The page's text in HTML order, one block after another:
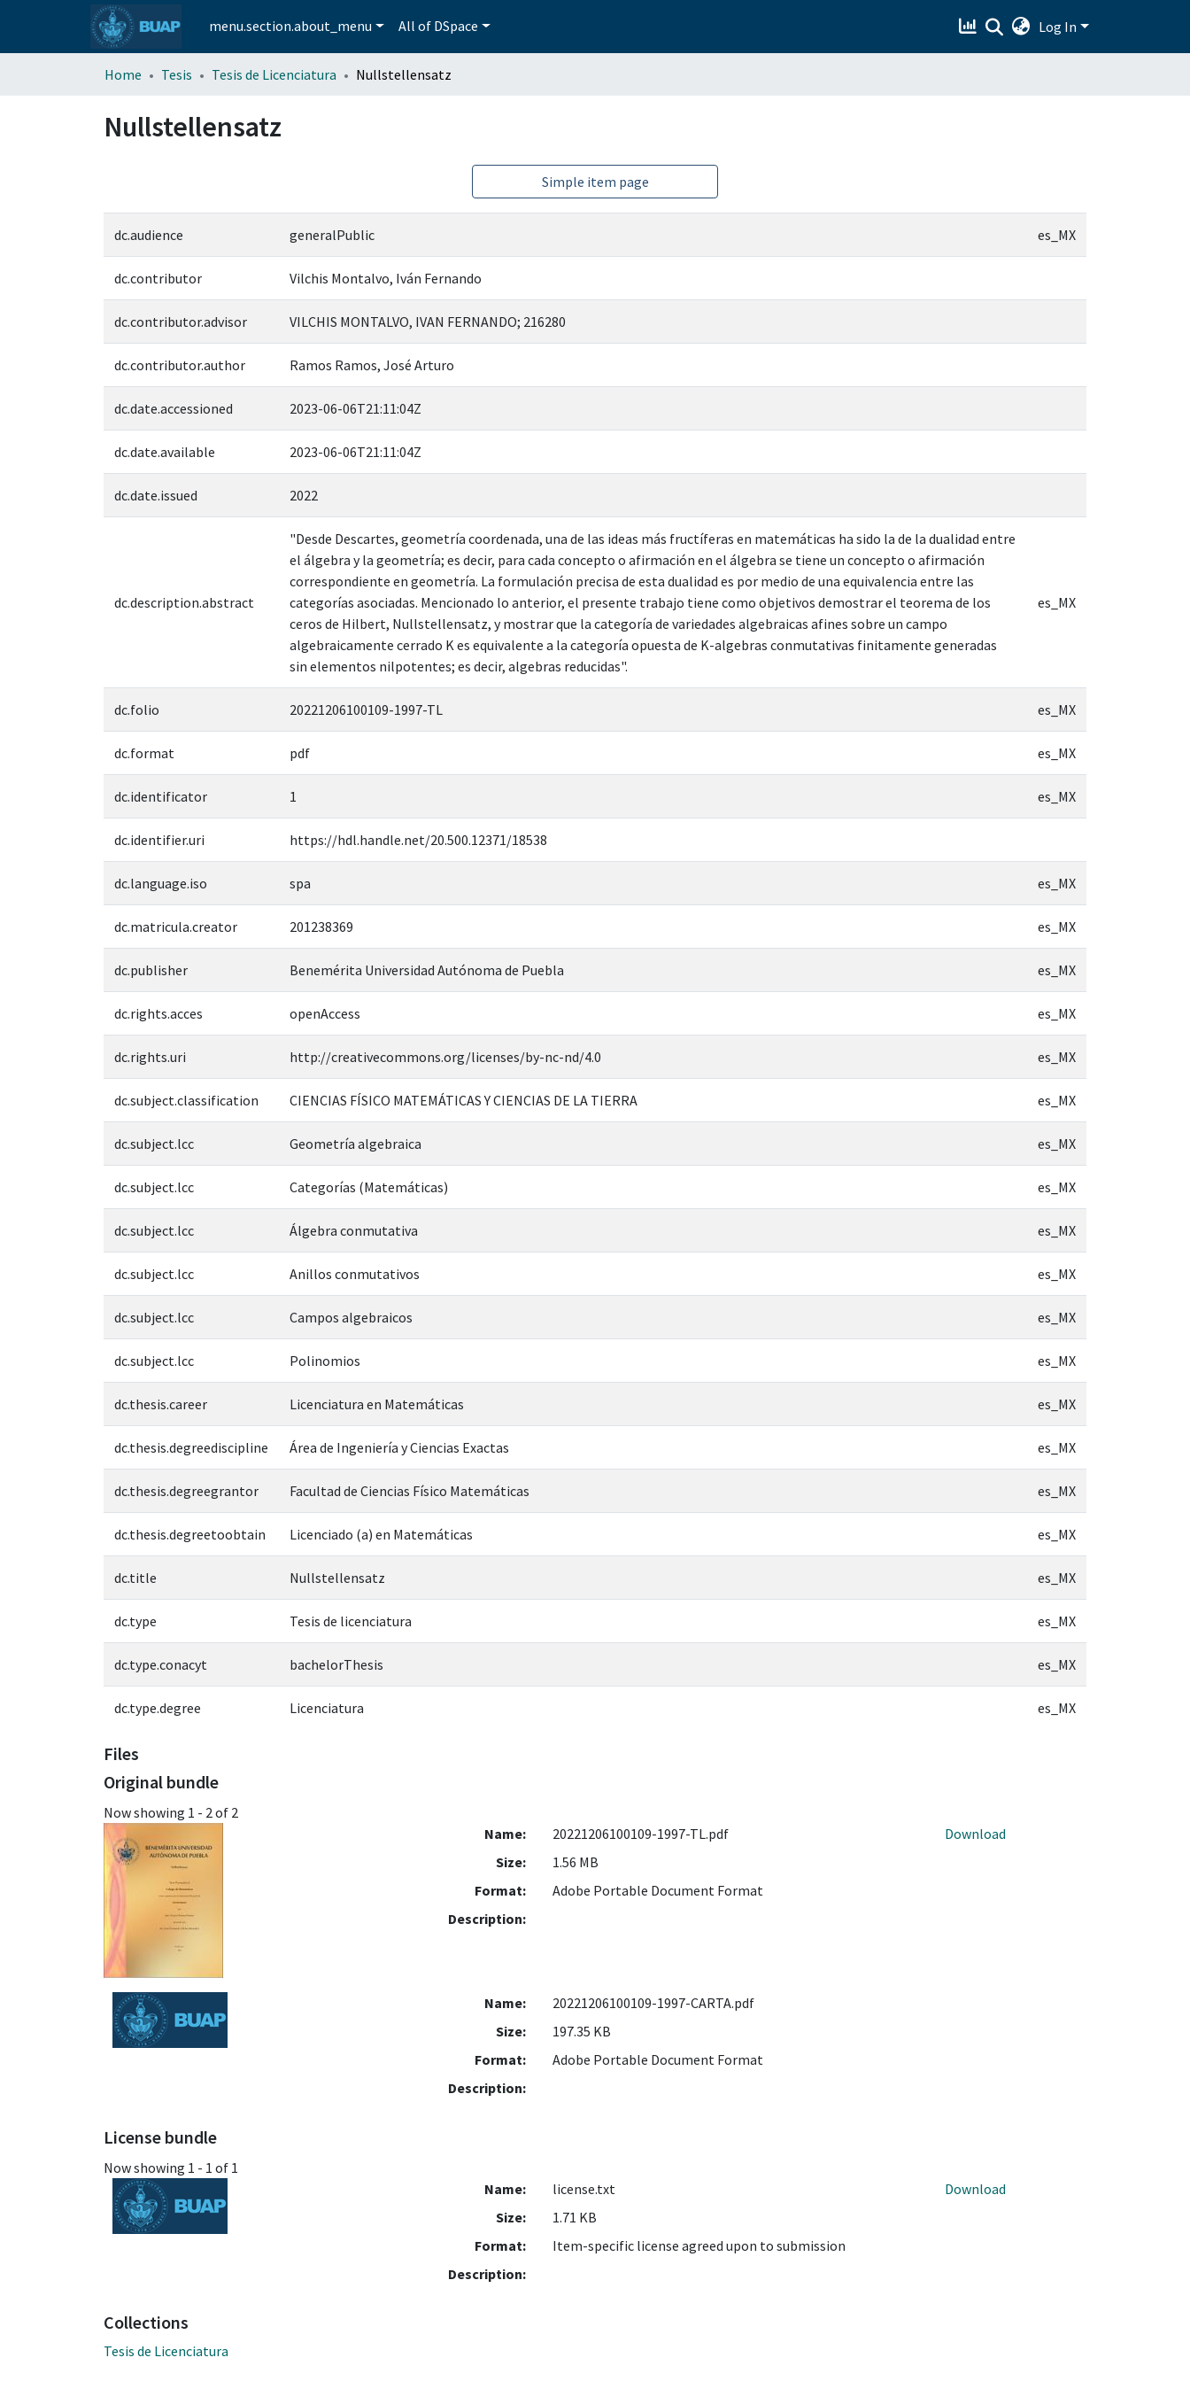
menu.section.about_menu All of DSpace Log In
Home Tesis Tesis de Licenciatura Nullstellensatz
Nullstellensatz
Simple item page
dc.audience generalPublic es_MX
dc.contributor Vilchis Montalvo, Iván Fernando
dc.contributor.advisor VILCHIS MONTALVO, IVAN FERNANDO; 216280
dc.contributor.author Ramos Ramos, José Arturo
dc.date.accessioned 2023-06-06T21:11:04Z
dc.date.available 2023-06-06T21:11:04Z
dc.date.issued 2022
dc.description.abstract
"Desde Descartes, geometría coordenada, una de las ideas más fructíferas en matemáticas ha sido la de la dualidad entre
el álgebra y la geometría; es decir, para cada concepto o afirmación en el álgebra se tiene un concepto o afirmación
correspondiente en geometría. La formulación precisa de esta dualidad es por medio de una equivalencia entre las
categorías asociadas. Mencionado lo anterior, el presente trabajo tiene como objetivos demostrar el teorema de los
ceros de Hilbert, Nullstellensatz, y mostrar que la categoría de variedades algebraicas afines sobre un campo
algebraicamente cerrado K es equivalente a la categoría opuesta de K-algebras conmutativas finitamente generadas
sin elementos nilpotentes; es decir, algebras reducidas".
es_MX
dc.folio 20221206100109-1997-TL es_MX
dc.format pdf es_MX
dc.identificator 1 es_MX
dc.identifier.uri https://hdl.handle.net/20.500.12371/18538
dc.language.iso spa es_MX
dc.matricula.creator 201238369 es_MX
dc.publisher Benemérita Universidad Autónoma de Puebla es_MX
dc.rights.acces openAccess es_MX
dc.rights.uri http://creativecommons.org/licenses/by-nc-nd/4.0 es_MX
dc.subject.classification CIENCIAS FÍSICO MATEMÁTICAS Y CIENCIAS DE LA TIERRA es_MX
dc.subject.lcc Geometría algebraica es_MX
dc.subject.lcc Categorías (Matemáticas) es_MX
dc.subject.lcc Álgebra conmutativa es_MX
dc.subject.lcc Anillos conmutativos es_MX
dc.subject.lcc Campos algebraicos es_MX
dc.subject.lcc Polinomios es_MX
dc.thesis.career Licenciatura en Matemáticas es_MX
dc.thesis.degreediscipline Área de Ingeniería y Ciencias Exactas es_MX
dc.thesis.degreegrantor Facultad de Ciencias Físico Matemáticas es_MX
dc.thesis.degreetoobtain Licenciado (a) en Matemáticas es_MX
dc.title Nullstellensatz es_MX
dc.type Tesis de licenciatura es_MX
dc.type.conacyt bachelorThesis es_MX
dc.type.degree Licenciatura es_MX
Files
Original bundle
Now showing 1 - 2 of 2
Name:
20221206100109-1997-TL.pdf
Size:
1.56 MB
Format:
Adobe Portable Document Format
Description:
Download
Name:
20221206100109-1997-CARTA.pdf
Size:
197.35 KB
Format:
Adobe Portable Document Format
Description:
License bundle
Now showing 1 - 1 of 1
Name:
license.txt
Size:
1.71 KB
Format:
Item-specific license agreed upon to submission
Description:
Download
Collections
Tesis de Licenciatura